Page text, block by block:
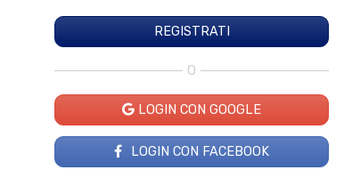
O
LOGIN CON GOOGLE
LOGIN CON FACEBOOK